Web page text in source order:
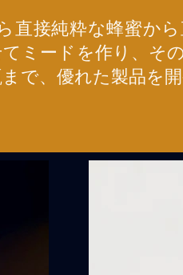
直接純粋な蜂蜜か
ミードを作り、そ
で、優れた製品を